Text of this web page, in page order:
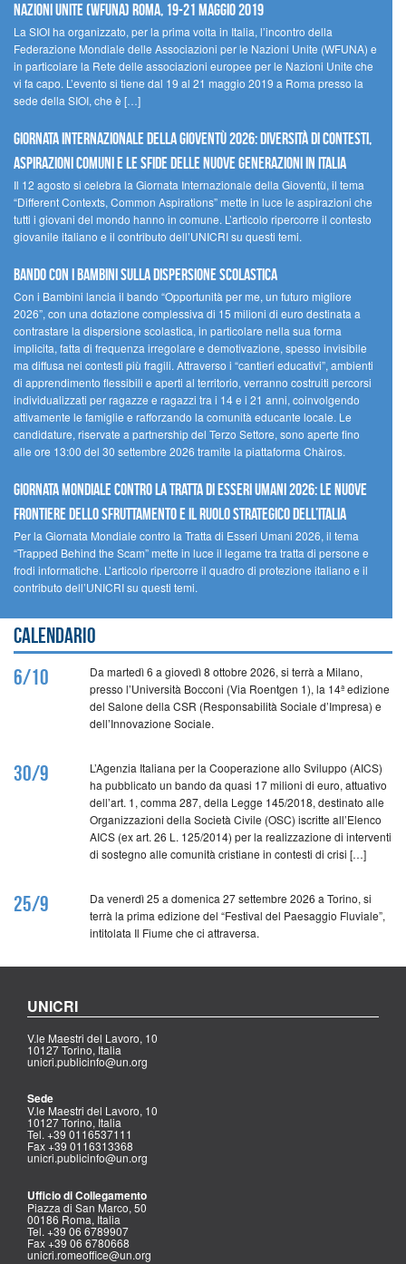
Nazioni Unite (WFUNA) Roma, 19-21 maggio 2019
La SIOI ha organizzato, per la prima volta in Italia, l’incontro della
Federazione Mondiale delle Associazioni per le Nazioni Unite (WFUNA) e
in particolare la Rete delle associazioni europee per le Nazioni Unite che
vi fa capo. L’evento si tiene dal 19 al 21 maggio 2019 a Roma presso la
sede della SIOI, che è […]
GIORNATA INTERNAZIONALE DELLA GIOVENTÙ 2026: DIVERSITÀ DI CONTESTI,
ASPIRAZIONI COMUNI E LE SFIDE DELLE NUOVE GENERAZIONI IN ITALIA
Il 12 agosto si celebra la Giornata Internazionale della Gioventù, il tema
“Different Contexts, Common Aspirations” mette in luce le aspirazioni che
tutti i giovani del mondo hanno in comune. L’articolo ripercorre il contesto
giovanile italiano e il contributo dell’UNICRI su questi temi.
Bando Con i Bambini sulla dispersione scolastica
Con i Bambini lancia il bando “Opportunità per me, un futuro migliore
2026”, con una dotazione complessiva di 15 milioni di euro destinata a
contrastare la dispersione scolastica, in particolare nella sua forma
implicita, fatta di frequenza irregolare e demotivazione, spesso invisibile
ma diffusa nei contesti più fragili. Attraverso i “cantieri educativi”, ambienti
di apprendimento flessibili e aperti al territorio, verranno costruiti percorsi
individualizzati per ragazze e ragazzi tra i 14 e i 21 anni, coinvolgendo
attivamente le famiglie e rafforzando la comunità educante locale. Le
candidature, riservate a partnership del Terzo Settore, sono aperte fino
alle ore 13:00 del 30 settembre 2026 tramite la piattaforma Chàiros.
GIORNATA MONDIALE CONTRO LA TRATTA DI ESSERI UMANI 2026: LE NUOVE
FRONTIERE DELLO SFRUTTAMENTO E IL RUOLO STRATEGICO DELL’ITALIA
Per la Giornata Mondiale contro la Tratta di Esseri Umani 2026, il tema
“Trapped Behind the Scam” mette in luce il legame tra tratta di persone e
frodi informatiche. L’articolo ripercorre il quadro di protezione italiano e il
contributo dell’UNICRI su questi temi.
Calendario
6/10
Da martedì 6 a giovedì 8 ottobre 2026, si terrà a Milano,
presso l’Università Bocconi (Via Roentgen 1), la 14ª edizione
del Salone della CSR (Responsabilità Sociale d’Impresa) e
dell’Innovazione Sociale.
30/9
L’Agenzia Italiana per la Cooperazione allo Sviluppo (AICS)
ha pubblicato un bando da quasi 17 milioni di euro, attuativo
dell’art. 1, comma 287, della Legge 145/2018, destinato alle
Organizzazioni della Società Civile (OSC) iscritte all’Elenco
AICS (ex art. 26 L. 125/2014) per la realizzazione di interventi
di sostegno alle comunità cristiane in contesti di crisi […]
25/9
Da venerdì 25 a domenica 27 settembre 2026 a Torino, si
terrà la prima edizione del “Festival del Paesaggio Fluviale”,
intitolata Il Fiume che ci attraversa.
UNICRI
V.le Maestri del Lavoro, 10
10127 Torino, Italia
unicri.publicinfo@un.org
Sede
V.le Maestri del Lavoro, 10
10127 Torino, Italia
Tel. +39 0116537111
Fax +39 0116313368
unicri.publicinfo@un.org
Ufficio di Collegamento
Piazza di San Marco, 50
00186 Roma, Italia
Tel. +39 06 6789907
Fax +39 06 6780668
unicri.romeoffice@un.org